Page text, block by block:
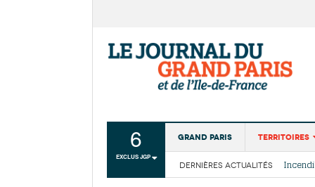
6
EXCLUS JGP
Grand Paris Territoires
DERNIÈRES ACTUALITÉS
La